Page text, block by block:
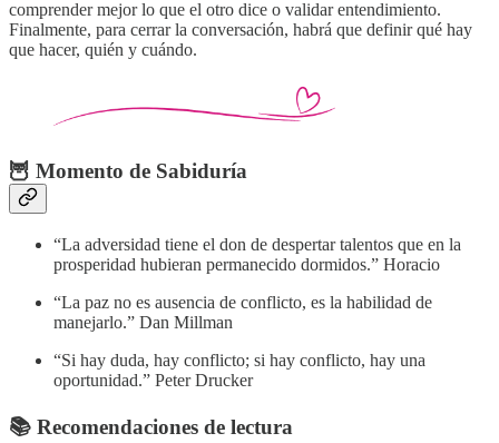
comprender mejor lo que el otro dice o validar entendimiento.
Finalmente, para cerrar la conversación, habrá que definir qué hay
que hacer, quién y cuándo.
🦉 Momento de Sabiduría
“La adversidad tiene el don de despertar talentos que en la
prosperidad hubieran permanecido dormidos.” Horacio
“La paz no es ausencia de conflicto, es la habilidad de
manejarlo.” Dan Millman
“Si hay duda, hay conflicto; si hay conflicto, hay una
oportunidad.” Peter Drucker
📚 Recomendaciones de lectura